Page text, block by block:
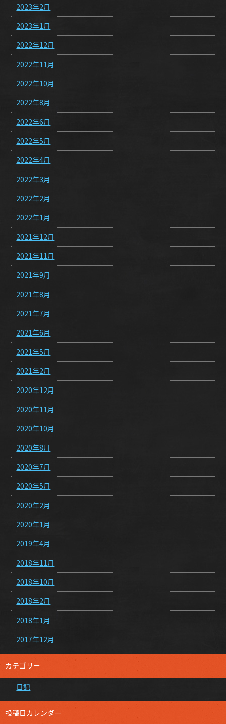
2023年2月
2023年1月
2022年12月
2022年11月
2022年10月
2022年8月
2022年6月
2022年5月
2022年4月
2022年3月
2022年2月
2022年1月
2021年12月
2021年11月
2021年9月
2021年8月
2021年7月
2021年6月
2021年5月
2021年2月
2020年12月
2020年11月
2020年10月
2020年8月
2020年7月
2020年5月
2020年2月
2020年1月
2019年4月
2018年11月
2018年10月
2018年2月
2018年1月
2017年12月
カテゴリー
日記
投稿日カレンダー